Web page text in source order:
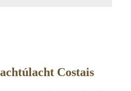
Costais